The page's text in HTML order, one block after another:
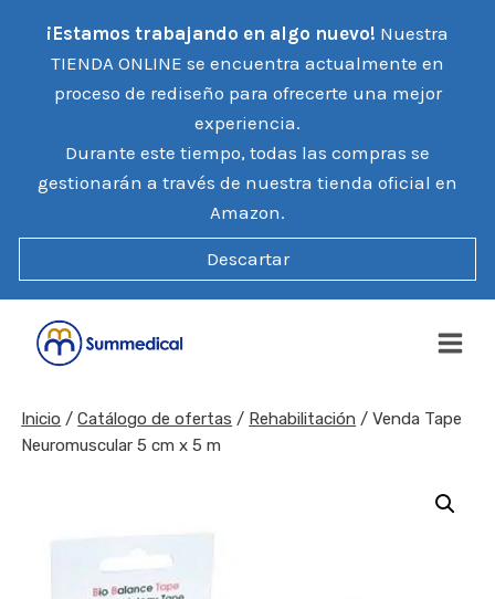
contenido
¡Estamos trabajando en algo nuevo! Nuestra
TIENDA ONLINE se encuentra actualmente en
proceso de rediseño para ofrecerte una mejor
experiencia.
Durante este tiempo, todas las compras se
gestionarán a través de nuestra tienda oficial en
Amazon.
Descartar
Inicio / Catálogo de ofertas / Rehabilitación / Venda Tape
Neuromuscular 5 cm x 5 m